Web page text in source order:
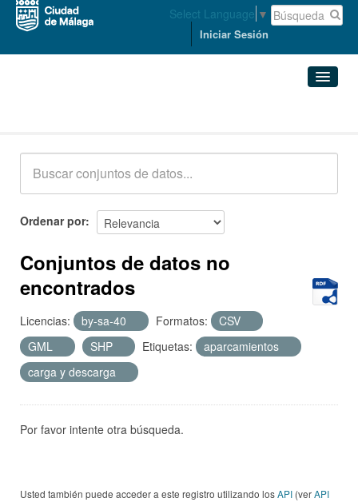
Select Language ▼
Iniciar Sesión
Acerca de
Ordenar por
Conjuntos de datos no
encontrados
Licencias: by-sa-40 Formatos:
CSV
GML
SHP Etiquetas:
aparcamientos
carga y descarga
Por favor intente otra búsqueda.
Usted también puede acceder a este registro utilizando losAPI (verAPI